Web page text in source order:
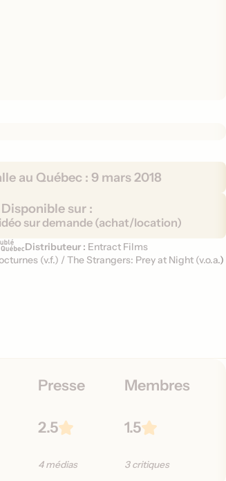
au Québec : 9 mars 2018
Disponible sur :
sur demande (achat/location)
Distributeur : Entract Films
(v.f.) /The Strangers: Prey at Night (v.o.a.)
Presse
2.5
4 médias
Membres
1.5
3 critiques